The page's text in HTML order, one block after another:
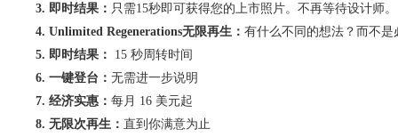
3. 即时结果： 只需15秒即可获得您的上市照片。不再等待设计师。
4. Unlimited Regenerations无限再生： 有什么不同的想法？而不
5. 即时结果：
15 秒周转时间
6. 一键登台： 无需进一步说明
7. 经济实惠： 每月 16 美元起
8. 无限次再生： 直到你满意为止